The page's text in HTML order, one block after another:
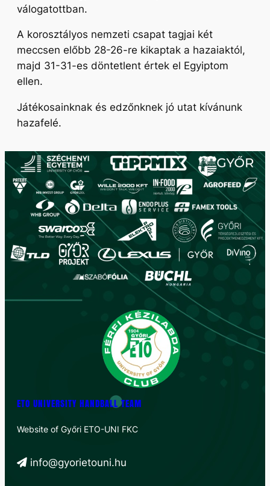
válogatottban.
A korosztályos nemzeti csapat tagjai két
meccsen előbb 28-26-re kikaptak a hazaiaktól,
majd 31-31-es döntetlent értek el Egyiptom
ellen.
Játékosainknak és edzőnknek jó utat kívánunk
hazafelé.
ETO UNIVERSITY HANDBALL TEAM
Website of Győri ETO-UNI FKC
info@gyorietouni.hu